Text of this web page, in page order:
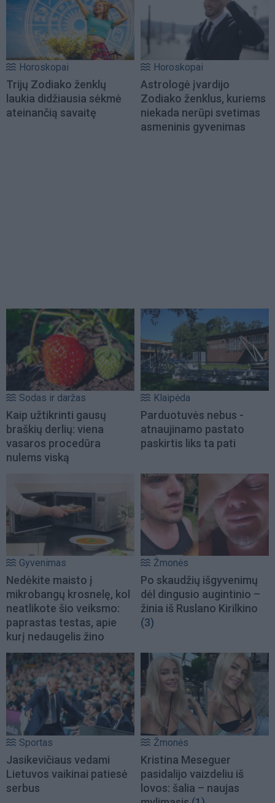
Horoskopai
Trijų Zodiako ženklų
laukia didžiausia sėkmė
ateinančią savaitę
Horoskopai
Astrologė įvardijo
Zodiako ženklus, kuriems
niekada nerūpi svetimas
asmeninis gyvenimas
Sodas ir daržas
Kaip užtikrinti gausų
braškių derlių: viena
vasaros procedūra
nulems viską
Klaipėda
Parduotuvės nebus -
atnaujinamo pastato
paskirtis liks ta pati
Gyvenimas
Nedėkite maisto į
mikrobangų krosnelę, kol
neatlikote šio veiksmo:
paprastas testas, apie
kurį nedaugelis žino
Žmonės
Po skaudžių išgyvenimų
dėl dingusio augintinio –
žinia iš Ruslano Kirilkino
(3)
Sportas
Jasikevičiaus vedami
Lietuvos vaikinai patiesė
serbus
Žmonės
Kristina Meseguer
pasidalijo vaizdeliu iš
lovos: šalia – naujas